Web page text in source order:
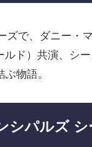
ズで、ダニー・
ルド）共演、シ
物語。
シパルズ シ